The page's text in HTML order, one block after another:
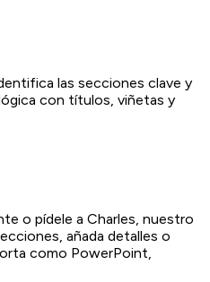
las secciones clave y
con títulos, viñetas y
o pídele a Charles, nuestro
añada detalles o
como PowerPoint,